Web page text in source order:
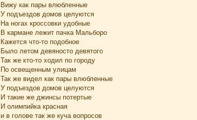
Вижу как пары влюбленные
У подъездов домов целуются
На ногах кроссовки удобные
В кармане лежит пачка Мальборо
Кажется что-то подобное
Было летом девяносто девятого
Так же кто-то ходил по городу
По освещенным улицам
Так же видел как пары влюбленные
У подъездов домов целуются
И такие же джинсы потертые
И олимпийка красная
и в голове так же куча вопросов